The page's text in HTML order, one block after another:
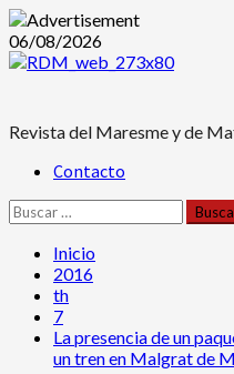
Saltar
al
06/08/2026
Revista del Maresme y de
Menú Contacto
Buscar:
Inicio
2016
th
7
La presencia de un
un tren en Malgrat de